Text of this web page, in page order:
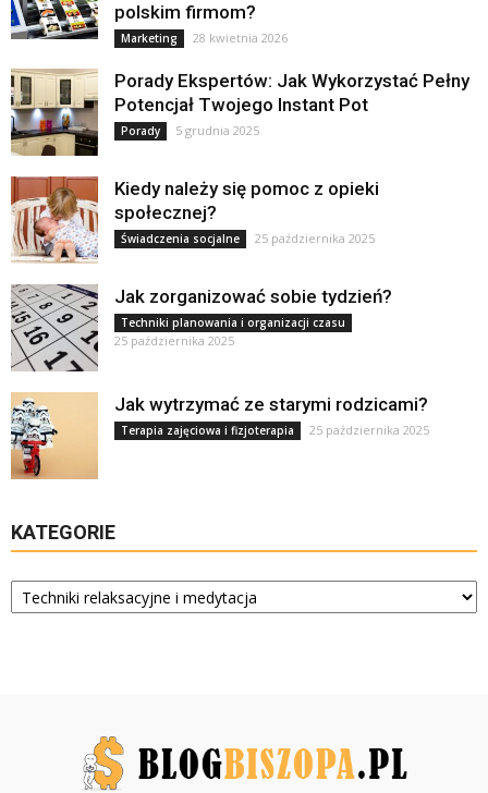
polskim firmom?
Marketing 28 kwietnia 2026
Porady Ekspertów: Jak Wykorzystać Pełny
Potencjał Twojego Instant Pot
Porady 5 grudnia 2025
Kiedy należy się pomoc z opieki
społecznej?
Świadczenia socjalne 25 października 2025
Jak zorganizować sobie tydzień?
Techniki planowania i organizacji czasu
25 października 2025
Jak wytrzymać ze starymi rodzicami?
Terapia zajęciowa i fizjoterapia 25 października 2025
KATEGORIE
Kategorie